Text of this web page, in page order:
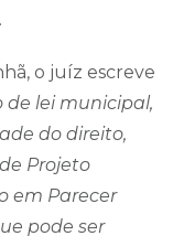
o juíz escreve
lei municipal,
do direito,
Projeto
em Parecer
pode ser